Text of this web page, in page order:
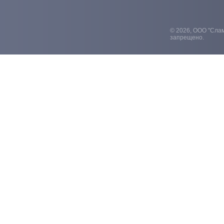
© 2026, ООО
запрещено.